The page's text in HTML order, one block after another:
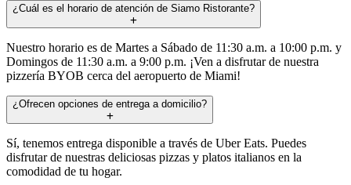
¿Cuál es el horario de atención de Siamo Ristorante?
Nuestro horario es de Martes a Sábado de 11:30 a.m. a 10:00 p.m. y
Domingos de 11:30 a.m. a 9:00 p.m. ¡Ven a disfrutar de nuestra
pizzería BYOB cerca del aeropuerto de Miami!
¿Ofrecen opciones de entrega a domicilio?
Sí, tenemos entrega disponible a través de Uber Eats. Puedes
disfrutar de nuestras deliciosas pizzas y platos italianos en la
comodidad de tu hogar.